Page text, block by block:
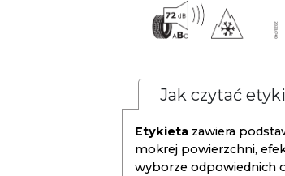
Jak czytać
Etykieta zawiera
mokrej powierzchni,
wyborze odpowiednich